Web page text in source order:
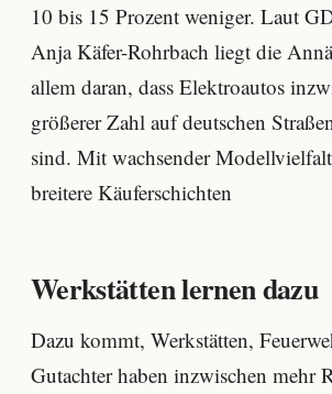
10 bis 15 Prozent weniger. Laut
Anja Käfer-Rohrbach liegt die
allem daran, dass Elektroautos
größerer Zahl auf deutschen
sind. Mit wachsender
breitere Käuferschichten
Werkstätten lernen dazu
Dazu kommt, Werkstätten,
Gutachter haben inzwischen mehr